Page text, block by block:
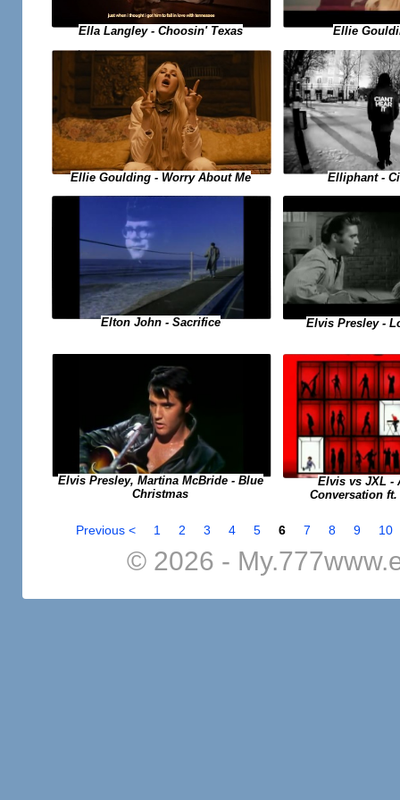
Ella Langley - Choosin' Texas Ellie
Ellie Goulding - Worry About Me Elliphant -
Elton John - Sacrifice Elvis Presley -
Elvis Presley, Martina McBride - Blue
Christmas
Elvis vs JXL -
Conversation
Previous < 1 2 3 4 5 6 7 8 9 10
© 2026 -